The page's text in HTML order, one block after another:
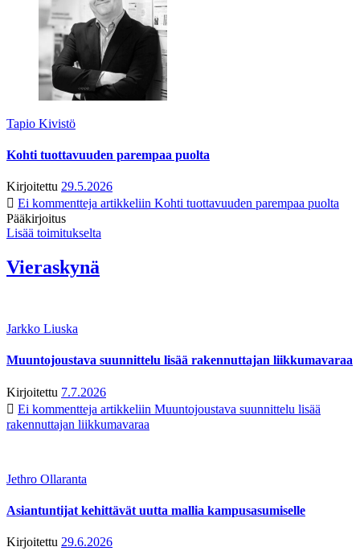
Tapio Kivistö
Kohti tuottavuuden parempaa puolta
Kirjoitettu 29.5.2026
Ei kommentteja artikkeliin Kohti tuottavuuden parempaa puolta
Pääkirjoitus
Lisää toimitukselta
Vieraskynä
Jarkko Liuska
Muuntojoustava suunnittelu lisää rakennuttajan liikkumavaraa
Kirjoitettu 7.7.2026
Ei kommentteja artikkeliin Muuntojoustava suunnittelu lisää
rakennuttajan liikkumavaraa
Jethro Ollaranta
Asiantuntijat kehittävät uutta mallia kampusasumiselle
Kirjoitettu 29.6.2026